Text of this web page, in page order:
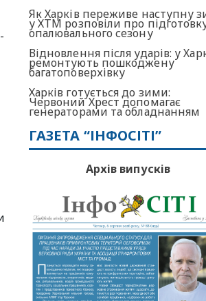
Як Харків переживе наступну
у ХТМ розповіли про
опалювального сезону
Відновлення після ударів: у
ремонтують пошкоджену
багатоповерхівку
Харків готується до зими:
Червоний Хрест допомагає
генераторами та обладнанням
ГАЗЕТА “ІНФОСІТІ”
Архів випусків